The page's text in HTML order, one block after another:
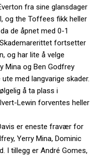
fra sine glansdager
og the Toffees fikk heller
de åpnet med 0-1
fortsetter
og har lite å velge
Mina og Ben Godfrey
med langvarige skader.
å ta plass i
Lewin forventes heller
er eneste fravær for
Yerry Mina, Dominic
I tillegg er André Gomes,